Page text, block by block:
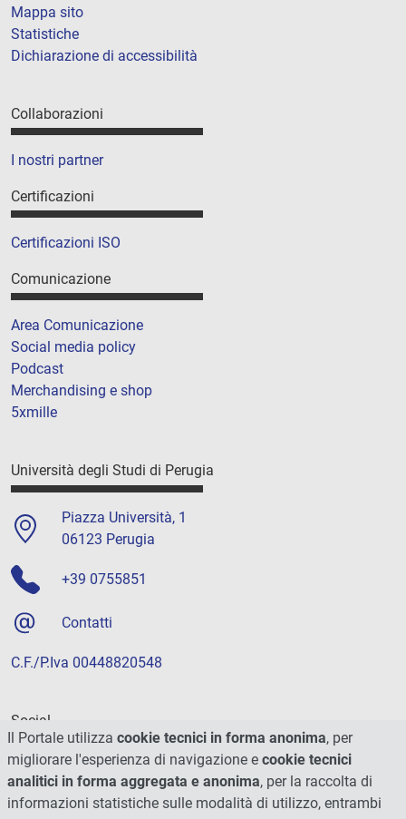
Mappa sito
Statistiche
Dichiarazione di accessibilità
Collaborazioni
I nostri partner
Certificazioni
Certificazioni ISO
Comunicazione
Area Comunicazione
Social media policy
Podcast
Merchandising e shop
5xmille
Università degli Studi di Perugia
Piazza Università, 1
06123 Perugia
+39 0755851
Contatti
C.F./P.Iva 00448820548
Social
Il Portale utilizza cookie tecnici in forma anonima, per
migliorare l'esperienza di navigazione e cookie tecnici
analitici in forma aggregata e anonima, per la raccolta di
informazioni statistiche sulle modalità di utilizzo, entrambi